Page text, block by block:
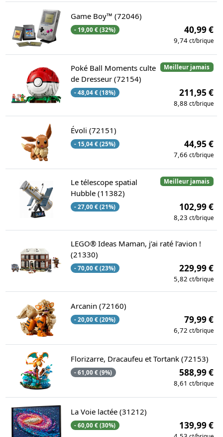
Game Boy™ (72046)
- 19,00 € (32%) 40,99 €
9,74 ct/brique
Meilleur jamais
Poké Ball Moments culte
de Dresseur (72154)
- 48,04 € (18%) 211,95 €
8,88 ct/brique
Évoli (72151)
- 15,04 € (25%) 44,95 €
7,66 ct/brique
Meilleur jamais
Le télescope spatial
Hubble (11382)
- 27,00 € (21%) 102,99 €
8,23 ct/brique
LEGO® Ideas Maman, j’ai raté l’avion !
(21330)
- 70,00 € (23%) 229,99 €
5,82 ct/brique
Arcanin (72160)
- 20,00 € (20%) 79,99 €
6,72 ct/brique
Florizarre, Dracaufeu et Tortank (72153)
- 61,00 € (9%) 588,99 €
8,61 ct/brique
La Voie lactée (31212)
- 60,00 € (30%) 139,99 €